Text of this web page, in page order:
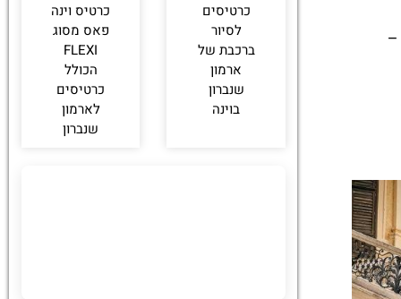
–
כרטיסים
לסיור
ברכבת של
ארמון
שנברון
בוינה
כרטיס וינה
פאס מסוג
FLEXI
הכולל
כרטיסים
לארמון
שנברון